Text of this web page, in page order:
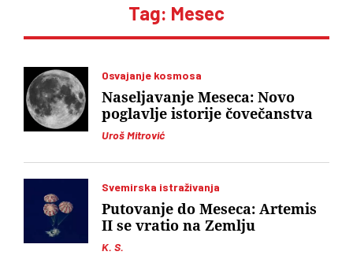
Tag: Mesec
Osvajanje kosmosa
Uroš Mitrović
Naseljavanje Meseca: Novo
poglavlje istorije čovečanstva
Svemirska istraživanja
K. S.
Putovanje do Meseca: Artemis
II se vratio na Zemlju